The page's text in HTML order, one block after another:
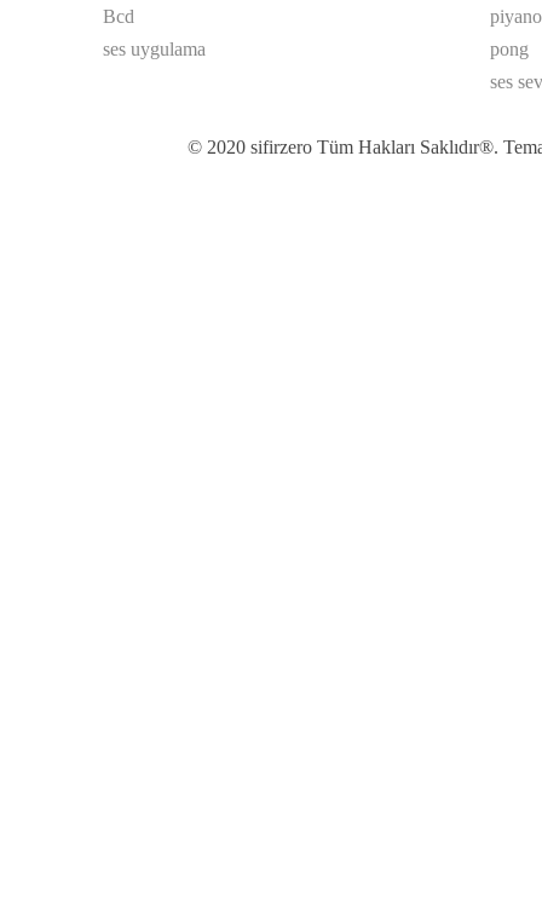
Bcd
ses uygulama
piyano
pong
ses
© 2020 sifirzero Tüm Hakları Saklıdır®.